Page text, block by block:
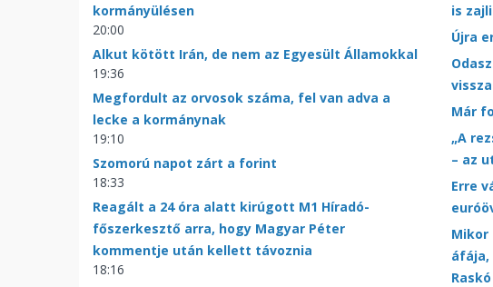
kormányülésen
20:00
Alkut kötött Irán, de nem az Egyesült Államokkal
19:36
Megfordult az orvosok száma, fel van adva a
lecke a kormánynak
19:10
Szomorú napot zárt a forint
18:33
Reagált a 24 óra alatt kirúgott M1 Híradó-
főszerkesztő arra, hogy Magyar Péter
kommentje után kellett távoznia
18:16
is
Újra
Már
„A
– az
Erre
Mikor
áfája,